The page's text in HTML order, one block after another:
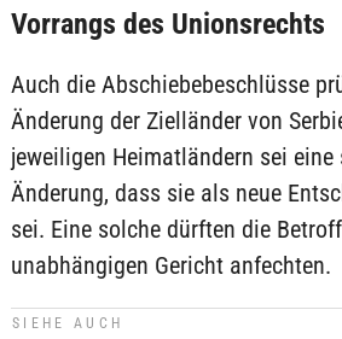
Vorrangs des Unionsrechts
Auch die Abschiebebeschlüsse
Änderung der Zielländer von
jeweiligen Heimatländern sei
Änderung, dass sie als neue
sei. Eine solche dürften die
unabhängigen Gericht anfechten.
SIEHE AUCH